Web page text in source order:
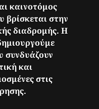
καινοτόμος
βρίσκεται στην
διαδρομής. Η
συνδυάζουν
και
στις